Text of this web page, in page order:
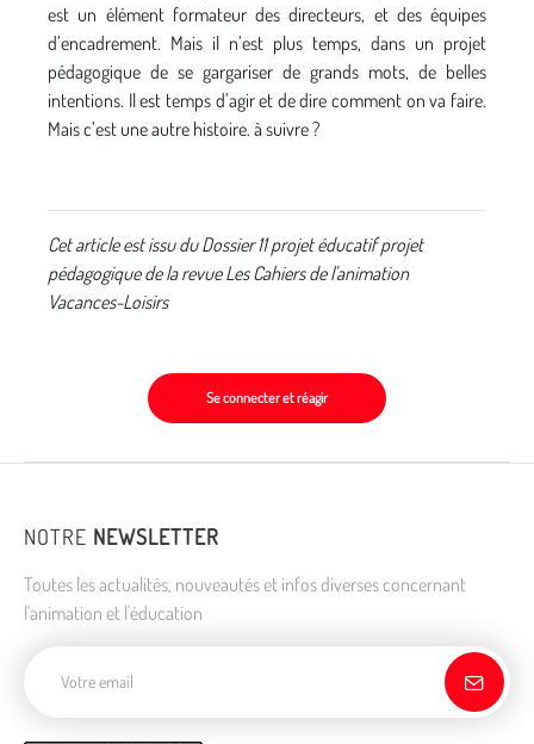
est un élément formateur des directeurs, et des équipes
d’encadrement. Mais il n’est plus temps, dans un projet
pédagogique de se gargariser de grands mots, de belles
intentions. Il est temps d’agir et de dire comment on va faire.
Mais c’est une autre histoire. à suivre ?
Cet article est issu du Dossier 11 projet éducatif projet
pédagogique de la revue Les Cahiers de l'animation
Vacances-Loisirs
Se connecter et réagir
NOTRE NEWSLETTER
Toutes les actualités, nouveautés et infos diverses concernant
l'animation et l'éducation